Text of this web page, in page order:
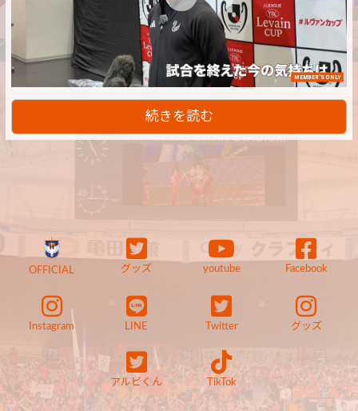
MEMBER'S ONLY
続きを読む
OFFICIAL グッズ youtube Facebook
Instagram LINE Twitter グッズ
アルビくん TikTok